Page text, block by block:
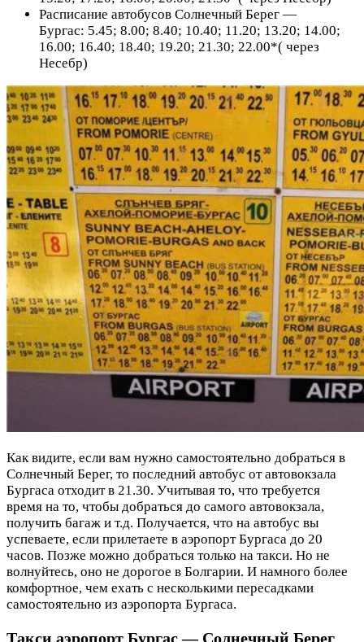
Расписание автобусов Солнечный Берег —
Бургас: 5.45; 8.00; 8.40; 10.40; 11.20; 13.20; 14.00;
16.00; 16.40; 18.40; 19.20; 21.30; 22.00*( через
Несебр)
Как видите, если вам нужно самостоятельно добраться в
Солнечный Берег, то последний автобус от автовокзала
Бургаса отходит в 21.30. Учитывая то, что требуется
время на то, чтобы добраться до самого автовокзала,
получить багаж и т.д. Получается, что на автобус вы
успеваете, если прилетаете в аэропорт Бургаса до 20
часов. Позже можно добраться только на такси. Но не
волнуйтесь, оно не дорогое в Болгарии. И намного более
комфортное, чем ехать с несколькими пересадками
самостоятельно из аэропорта Бургаса.
Такси аэропорт Бургас — Солнечный Берег